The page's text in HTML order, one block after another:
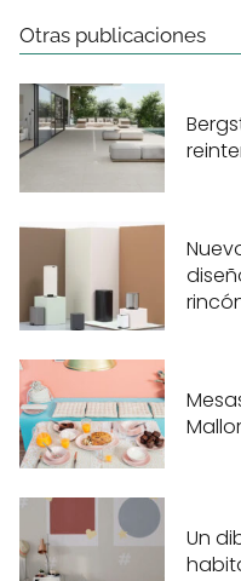
Otras publicaciones
Un